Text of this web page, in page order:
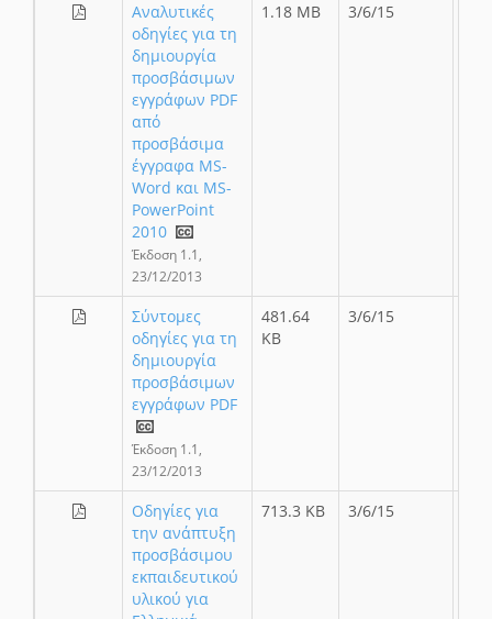
Αναλυτικές
οδηγίες για τη
δημιουργία
προσβάσιμων
εγγράφων PDF
από
προσβάσιμα
έγγραφα MS-
Word και MS-
PowerPoint
2010
Έκδοση 1.1,
23/12/2013
1.18 MB 3/6/15
Σύντομες
οδηγίες για τη
δημιουργία
προσβάσιμων
εγγράφων PDF
Έκδοση 1.1,
23/12/2013
481.64
KB
3/6/15
Οδηγίες για
την ανάπτυξη
προσβάσιμου
εκπαιδευτικού
υλικού για
713.3 KB 3/6/15